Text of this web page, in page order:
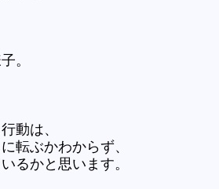
。
動は、
転ぶかわからず、
るかと思います。